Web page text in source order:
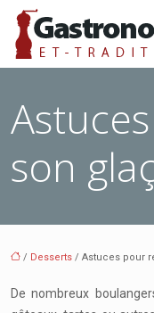
son
/ Desserts / Astuces pour
De nombreux